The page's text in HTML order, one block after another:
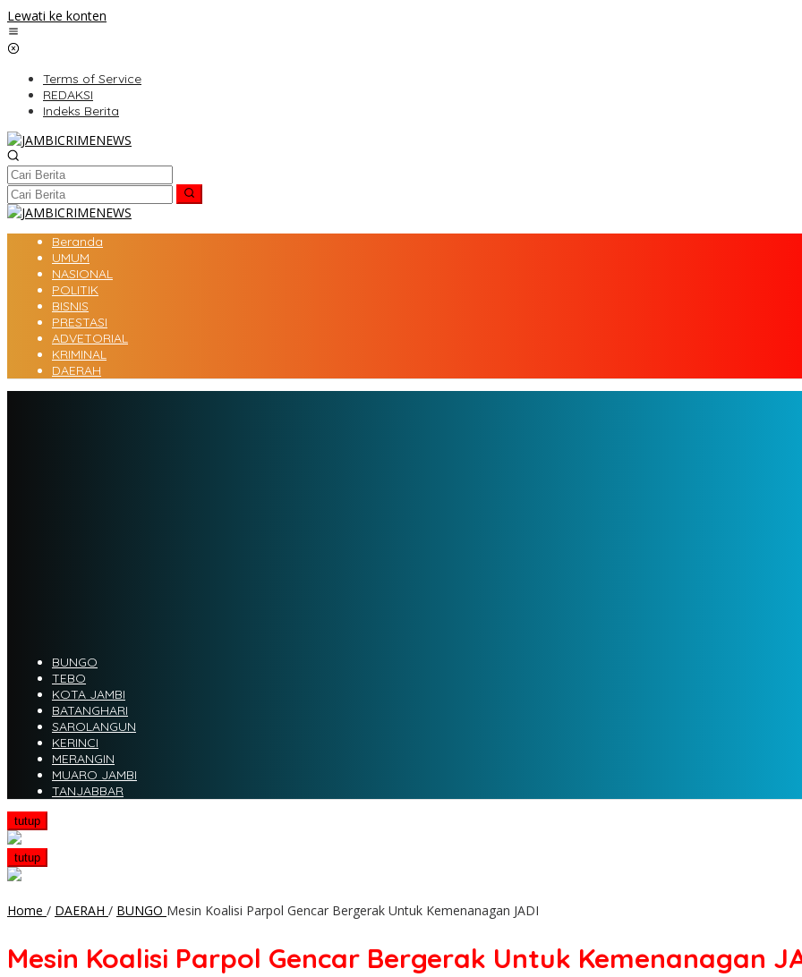
Lewati ke konten
Terms of Service
REDAKSI
Indeks Berita
Beranda
UMUM
NASIONAL
POLITIK
BISNIS
PRESTASI
ADVETORIAL
KRIMINAL
DAERAH
BUNGO
TEBO
KOTA JAMBI
BATANGHARI
SAROLANGUN
KERINCI
MERANGIN
MUARO JAMBI
TANJABBAR
tutup
tutup
Home / DAERAH / BUNGO Mesin Koalisi Parpol Gencar Bergerak Untuk Kemenanagan JADI
Mesin Koalisi Parpol Gencar Bergerak Untuk Kemenanagan